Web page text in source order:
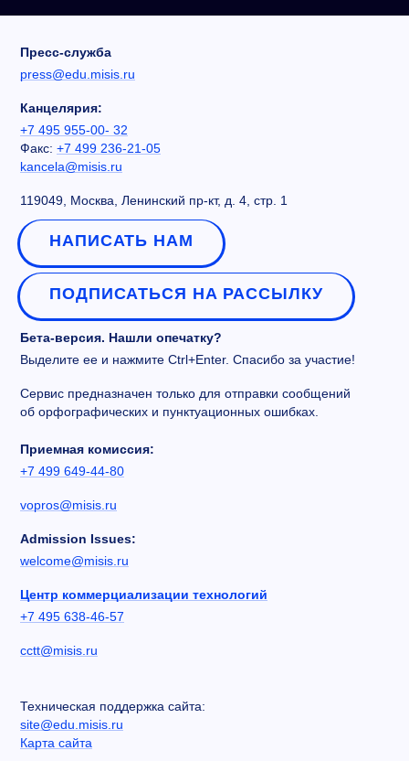
Пресс-служба
press@edu.misis.ru
Канцелярия:
+7 495 955-00- 32
Факс: +7 499 236-21-05
kancela@misis.ru
119049, Москва, Ленинский пр-кт, д. 4, стр. 1
НАПИСАТЬ НАМ
ПОДПИСАТЬСЯ НА РАССЫЛКУ
Бета-версия. Нашли опечатку?
Выделите ее и нажмите Ctrl+Enter. Спасибо за участие!
Сервис предназначен только для отправки сообщений
об орфографических и пунктуационных ошибках.
Приемная комиссия:
+7 499 649-44-80
vopros@misis.ru
Admission Issues:
welcome@misis.ru
Центр коммерциализации технологий
+7 495 638-46-57
cctt@misis.ru
Техническая поддержка сайта:
site@edu.misis.ru
Карта сайта